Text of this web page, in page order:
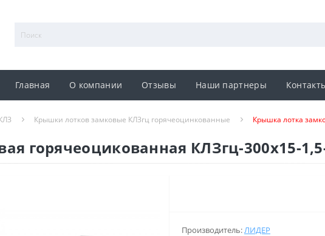
Главная О компании Отзывы Наши партнеры
Крышки лотков замковые КЛЗгц горячеоцинкованные Крышка лотка
горячеоцикованная КЛЗгц-300х15-
Производитель:ЛИДЕР